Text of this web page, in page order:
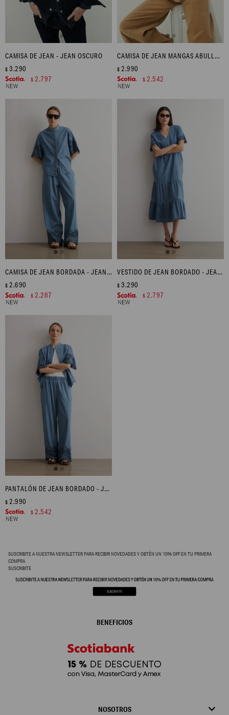
CAMISA DE JEAN - JEAN OSCURO
$ 3.290
$ 2.797
CAMISA DE JEAN MANGAS ABULLONADAS - TOSTADO
$ 2.990
$ 2.542
CAMISA DE JEAN BORDADA - JEAN MEDIO
$ 2.690
$ 2.287
VESTIDO DE JEAN BORDADO - JEAN MEDIO
$ 3.290
$ 2.797
PANTALÓN DE JEAN BORDADO - JEAN MEDIO
$ 2.990
$ 2.542
SUSCRIBITE A NUESTRA NEWSLETTER PARA RECIBIR NOVEDADES Y OBTÉN UN 10% OFF EN TU PRIMERA
COMPRA
SUSCRIBITE
NOSOTROS
BENEFICIOS